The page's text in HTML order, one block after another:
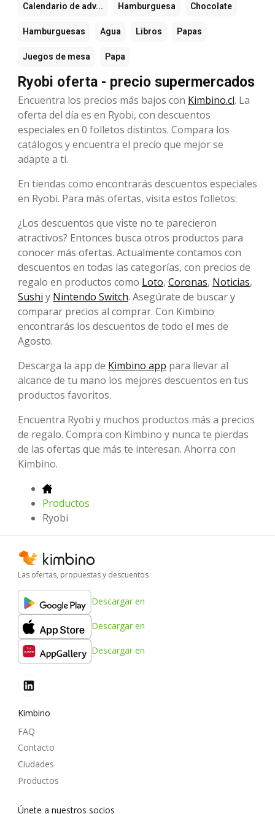
Calendario de adv... Hamburguesa Chocolate
Hamburguesas Agua Libros Papas
Juegos de mesa Papa
Ryobi oferta - precio supermercados
Encuentra los precios más bajos con Kimbino.cl. La
oferta del día es en Ryobi, con descuentos
especiales en 0 folletos distintos. Compara los
catálogos y encuentra el precio que mejor se
adapte a ti.
En tiendas como encontrarás descuentos especiales
en Ryobi. Para más ofertas, visita estos folletos:
¿Los descuentos que viste no te parecieron
atractivos? Entonces busca otros productos para
conocer más ofertas. Actualmente contamos con
descuentos en todas las categorías, con precios de
regalo en productos como Loto, Coronas, Noticias,
Sushi y Nintendo Switch. Asegúrate de buscar y
comparar precios al comprar. Con Kimbino
encontrarás los descuentos de todo el mes de
Agosto.
Descarga la app de Kimbino app para llevar al
alcance de tu mano los mejores descuentos en tus
productos favoritos.
Encuentra Ryobi y muchos productos más a precios
de regalo. Compra con Kimbino y nunca te pierdas
de las ofertas que más te interesan. Ahorra con
Kimbino.
Productos
Ryobi
Las ofertas, propuestas y descuentos
Descargar en
Descargar en
Descargar en
Kimbino
FAQ
Contacto
Ciudades
Productos
Únete a nuestros socios